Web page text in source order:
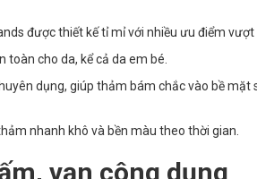
được thiết kế tỉ mỉ với nhiều ưu điểm vượt
cho da, kể cả da em bé.
dụng, giúp thảm bám chắc vào bề mặt
nhanh khô và bền màu theo thời gian.
vạn công dụng